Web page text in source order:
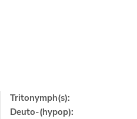
Tritonymph(s):
Deuto-(hypop):